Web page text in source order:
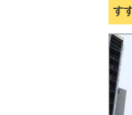
す